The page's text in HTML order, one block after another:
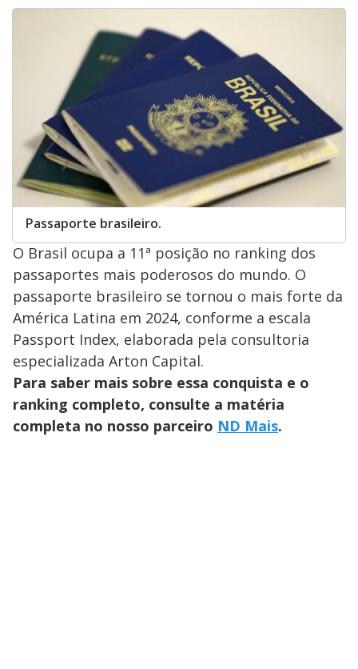
Passaporte brasileiro.
O Brasil ocupa a 11ª posição no ranking dos
passaportes mais poderosos do mundo. O
passaporte brasileiro se tornou o mais forte da
América Latina em 2024, conforme a escala
Passport Index, elaborada pela consultoria
especializada Arton Capital.
Para saber mais sobre essa conquista e o
ranking completo, consulte a matéria
completa no nosso parceiro ND Mais.